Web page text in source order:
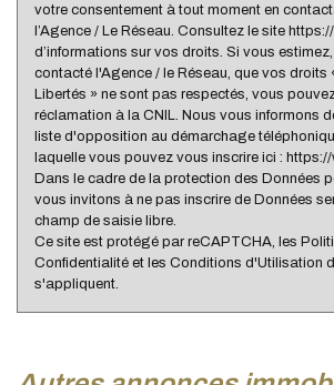
votre consentement à tout moment en
l’Agence / Le Réseau. Consultez le site
d’informations sur vos droits. Si vous
contacté l'Agence / le Réseau, que vos droits
Libertés » ne sont pas respectés, vous
réclamation à la CNIL. Nous vous informons
liste d'opposition au démarchage
laquelle vous pouvez vous inscrire ici : https://
Dans le cadre de la protection des Données
vous invitons à ne pas inscrire de Données
champ de saisie libre.
Ce site est protégé par reCAPTCHA, les
Confidentialité et les Conditions d'Utilisation
s'appliquent.